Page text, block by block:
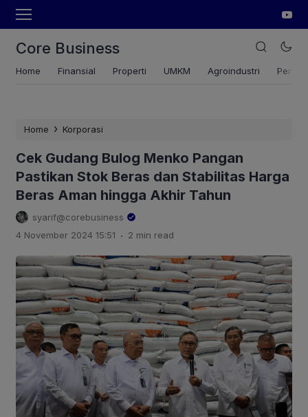
Core Business
Home Finansial Properti UMKM Agroindustri
Home › Korporasi
Cek Gudang Bulog Menko Pangan
Pastikan Stok Beras dan Stabilitas Harga
Beras Aman hingga Akhir Tahun
syarif@corebusiness
4 November 2024 15:51 . 2 min read